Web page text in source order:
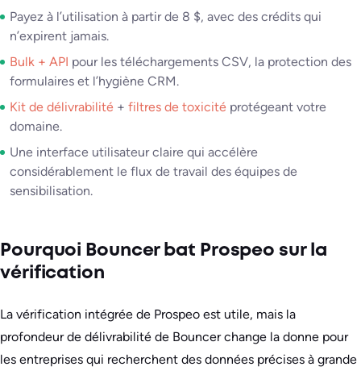
Payez à l’utilisation à partir de 8 $, avec des crédits qui
n’expirent jamais.
Bulk + API pour les téléchargements CSV, la protection des
formulaires et l’hygiène CRM.
Kit de délivrabilité + filtres de toxicité protégeant votre
domaine.
Une interface utilisateur claire qui accélère
considérablement le flux de travail des équipes de
sensibilisation.
Pourquoi Bouncer bat Prospeo sur la
vérification
La vérification intégrée de Prospeo est utile, mais la
profondeur de délivrabilité de Bouncer change la donne pour
les entreprises qui recherchent des données précises à grande